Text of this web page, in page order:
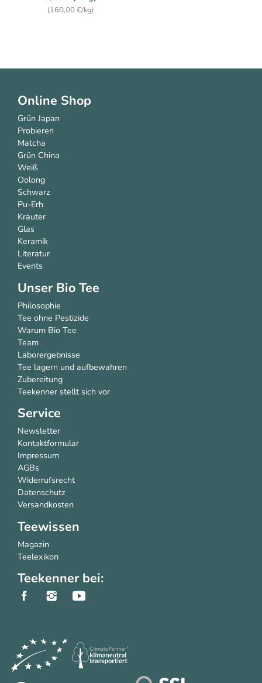
Online Shop
Grün Japan
Probieren
Matcha
Grün China
Weiß
Oolong
Schwarz
Pu-Erh
Kräuter
Glas
Keramik
Literatur
Events
Unser Bio Tee
Philosophie
Tee ohne Pestizide
Warum Bio Tee
Team
Laborergebnisse
Tee lagern und aufbewahren
Zubereitung
Teekenner stellt sich vor
Service
Newsletter
Kontaktformular
Impressum
AGBs
Widerrufsrecht
Datenschutz
Versandkosten
Teewissen
Magazin
Teelexikon
Teekenner bei: